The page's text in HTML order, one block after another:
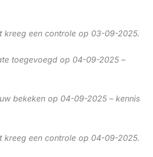
kreeg een controle op 03-09-2025.
toegevoegd op 04-09-2025 –
bekeken op 04-09-2025 – kennis
kreeg een controle op 04-09-2025.